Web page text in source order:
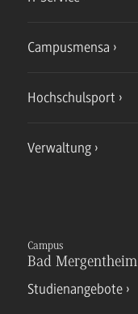
Campusmensa
Hochschulsport
Verwaltung
Campus
Bad Mergentheim
Studienangebote